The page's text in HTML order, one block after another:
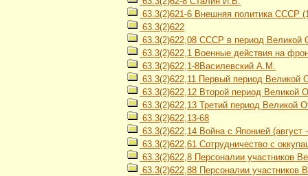
63.3(2)621-6 Внешняя политика СССР
63.3(2)622
63.3(2)622,08 СССР в период Великой
63.3(2)622,1 Военные действия на
63.3(2)622,1-8Василевский А.М.
63.3(2)622,11 Первый период Великой
63.3(2)622,12 Второй период Великой
63.3(2)622,13 Третий период Великой
63.3(2)622,13-68
63.3(2)622,14 Война с Японией (август
63.3(2)622,61 Сотрудничество с
63.3(2)622,8 Персоналии участников
63.3(2)622,88 Персоналии участников